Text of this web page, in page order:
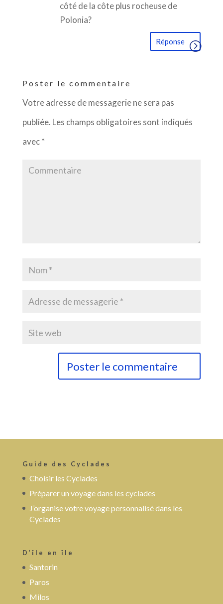
côté de la côte plus rocheuse de
Polonia?
Réponse
Poster le commentaire
Votre adresse de messagerie ne sera pas
publiée. Les champs obligatoires sont indiqués
avec*
Guide des Cyclades
Choisir les Cyclades
Préparer un voyage dans les cyclades
J’organise votre voyage personnalisé dans les
Cyclades
D’île en île
Santorin
Paros
Milos